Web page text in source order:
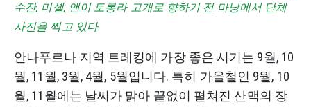
수잔, 미셸, 앤이 토롱라 고개로 향하기 전 마낭에서 단체
사진을 찍고 있다.
안나푸르나 지역 트레킹에 가장 좋은 시기는 9월, 10
월, 11월, 3월, 4월, 5월입니다. 특히 가을철인 9월, 10
월, 11월에는 날씨가 맑아 끝없이 펼쳐진 산맥의 장